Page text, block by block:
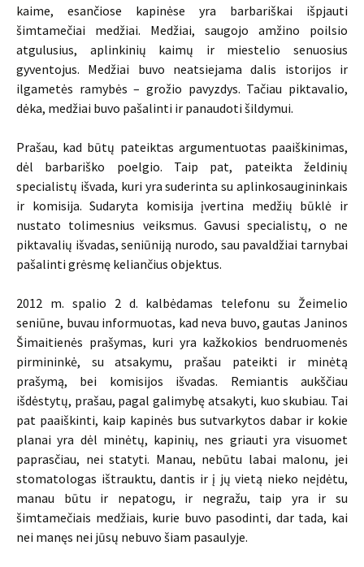
kaime, esančiose kapinėse yra barbariškai išpjauti
šimtamečiai medžiai. Medžiai, saugojo amžino poilsio
atgulusius, aplinkinių kaimų ir miestelio senuosius
gyventojus. Medžiai buvo neatsiejama dalis istorijos ir
ilgametės ramybės – grožio pavyzdys. Tačiau piktavalio,
dėka, medžiai buvo pašalinti ir panaudoti šildymui.
Prašau, kad būtų pateiktas argumentuotas paaiškinimas,
dėl barbariško poelgio. Taip pat, pateikta želdinių
specialistų išvada, kuri yra suderinta su aplinkosaugininkais
ir komisija. Sudaryta komisija įvertina medžių būklė ir
nustato tolimesnius veiksmus. Gavusi specialistų, o ne
piktavalių išvadas, seniūniją nurodo, sau pavaldžiai tarnybai
pašalinti grėsmę keliančius objektus.
2012 m. spalio 2 d. kalbėdamas telefonu su Žeimelio
seniūne, buvau informuotas, kad neva buvo, gautas Janinos
Šimaitienės prašymas, kuri yra kažkokios bendruomenės
pirmininkė, su atsakymu, prašau pateikti ir minėtą
prašymą, bei komisijos išvadas. Remiantis aukščiau
išdėstytų, prašau, pagal galimybę atsakyti, kuo skubiau. Tai
pat paaiškinti, kaip kapinės bus sutvarkytos dabar ir kokie
planai yra dėl minėtų, kapinių, nes griauti yra visuomet
paprasčiau, nei statyti. Manau, nebūtu labai malonu, jei
stomatologas ištrauktu, dantis ir į jų vietą nieko neįdėtu,
manau būtu ir nepatogu, ir negražu, taip yra ir su
šimtamečiais medžiais, kurie buvo pasodinti, dar tada, kai
nei manęs nei jūsų nebuvo šiam pasaulyje.